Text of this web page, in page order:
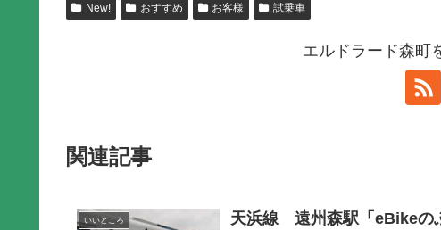
New! おすすめ お客様 試乗車
エルドラード森町
関連記事
いいところ 天浜線 遠州森駅「eBikeの